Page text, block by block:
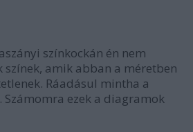
színkockán én nem
színek, amik abban a méretben
Ráadásul mintha a
Számomra ezek a diagramok